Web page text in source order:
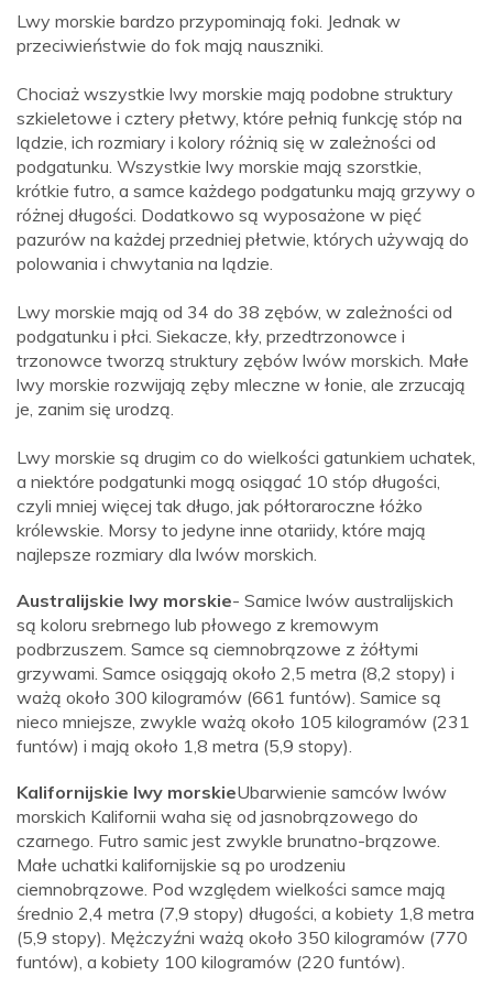
Lwy morskie bardzo przypominają foki. Jednak w
przeciwieństwie do fok mają nauszniki.
Chociaż wszystkie lwy morskie mają podobne struktury
szkieletowe i cztery płetwy, które pełnią funkcję stóp na
lądzie, ich rozmiary i kolory różnią się w zależności od
podgatunku. Wszystkie lwy morskie mają szorstkie,
krótkie futro, a samce każdego podgatunku mają grzywy o
różnej długości. Dodatkowo są wyposażone w pięć
pazurów na każdej przedniej płetwie, których używają do
polowania i chwytania na lądzie.
Lwy morskie mają od 34 do 38 zębów, w zależności od
podgatunku i płci. Siekacze, kły, przedtrzonowce i
trzonowce tworzą struktury zębów lwów morskich. Małe
lwy morskie rozwijają zęby mleczne w łonie, ale zrzucają
je, zanim się urodzą.
Lwy morskie są drugim co do wielkości gatunkiem uchatek,
a niektóre podgatunki mogą osiągać 10 stóp długości,
czyli mniej więcej tak długo, jak półtoraroczne łóżko
królewskie. Morsy to jedyne inne otariidy, które mają
najlepsze rozmiary dla lwów morskich.
Australijskie lwy morskie- Samice lwów australijskich
są koloru srebrnego lub płowego z kremowym
podbrzuszem. Samce są ciemnobrązowe z żółtymi
grzywami. Samce osiągają około 2,5 metra (8,2 stopy) i
ważą około 300 kilogramów (661 funtów). Samice są
nieco mniejsze, zwykle ważą około 105 kilogramów (231
funtów) i mają około 1,8 metra (5,9 stopy).
Kalifornijskie lwy morskieUbarwienie samców lwów
morskich Kalifornii waha się od jasnobrązowego do
czarnego. Futro samic jest zwykle brunatno-brązowe.
Małe uchatki kalifornijskie są po urodzeniu
ciemnobrązowe. Pod względem wielkości samce mają
średnio 2,4 metra (7,9 stopy) długości, a kobiety 1,8 metra
(5,9 stopy). Mężczyźni ważą około 350 kilogramów (770
funtów), a kobiety 100 kilogramów (220 funtów).